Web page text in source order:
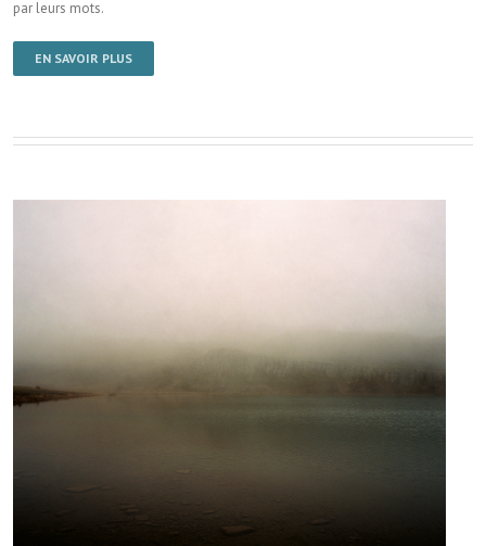
par leurs mots.
EN SAVOIR PLUS